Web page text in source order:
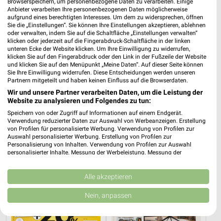
18,9 km
Angebote ab 08.08.
Gültig bis Fr. 14.08.
6,1 km
Angebote ab 03.08.
Noch heute gültig
XXXLutz XXXLutz
Browserspeichern, um personenbezogene Daten zu verarbeiten. Einige
Anbieter verarbeiten Ihre personenbezogenen Daten möglicherweise
aufgrund eines berechtigten Interesses. Um dem zu widersprechen, öffnen
Sie die „Einstellungen“. Sie können Ihre Einstellungen akzeptieren, ablehnen
oder verwalten, indem Sie auf die Schaltfläche „Einstellungen verwalten“
klicken oder jederzeit auf die Fingerabdruck-Schaltfläche in der linken
unteren Ecke der Website klicken. Um Ihre Einwilligung zu widerrufen,
klicken Sie auf den Fingerabdruck oder den Link in der Fußzeile der Website
und klicken Sie auf den Menüpunkt „Meine Daten“. Auf dieser Seite können
Sie Ihre Einwilligung widerrufen. Diese Entscheidungen werden unseren
Partnern mitgeteilt und haben keinen Einfluss auf die Browserdaten.
Wir und unsere Partner verarbeiten Daten, um die Leistung der
Website zu analysieren und Folgendes zu tun:
Speichern von oder Zugriff auf Informationen auf einem Endgerät.
Verwendung reduzierter Daten zur Auswahl von Werbeanzeigen. Erstellung
von Profilen für personalisierte Werbung. Verwendung von Profilen zur
Auswahl personalisierter Werbung. Erstellung von Profilen zur
Personalisierung von Inhalten. Verwendung von Profilen zur Auswahl
personalisierter Inhalte. Messung der Werbeleistung. Messung der
Kombinationen von Daten aus verschiedenen Quellen. Entwicklung und
Verbesserung der Angebote. Verwendung reduzierter Daten zur Auswahl
von Inhalten.
Daten können außerhalb der Europäischen Union weitergegeben und in die
USA gesendet werden.
Website/App.
Alle akzeptieren
Nein, anpassen